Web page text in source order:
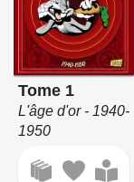
Tome 1
L'âge d'or - 1940-
1950